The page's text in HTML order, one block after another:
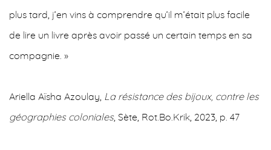
plus tard, j’en vins à comprendre qu’il m’était plus facile
de lire un livre après avoir passé un certain temps en sa
compagnie. »
Ariella Aïsha Azoulay, La résistance des bijoux, contre les
géographies coloniales, Sète, Rot.Bo.Krik, 2023, p. 47